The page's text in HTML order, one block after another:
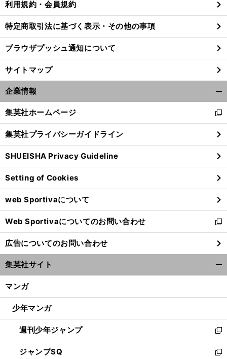
】 ×
012
、 80
前
へ
利用規約・会員規約
特定商取引法に基づく表示・その他の事項
ブラウザプッシュ通知について
サイトマップ
企業情報
閉
る
集英社ホームページ
新
し
い
ウ
ィ
ン
ド
ウ
で
開
く
集英社プライバシーガイドライン
SHUEISHA Privacy Guideline
Setting of Cookies
web Sportivaについて
Web Sportivaについてのお問い合わせ
新
し
い
ウ
ィ
ン
ウ
開
く
広告についてのお問い合わせ
集英社サイト
マンガ
少年マンガ
週刊少年ジャンプ
新
し
い
ジャンプSQ
新